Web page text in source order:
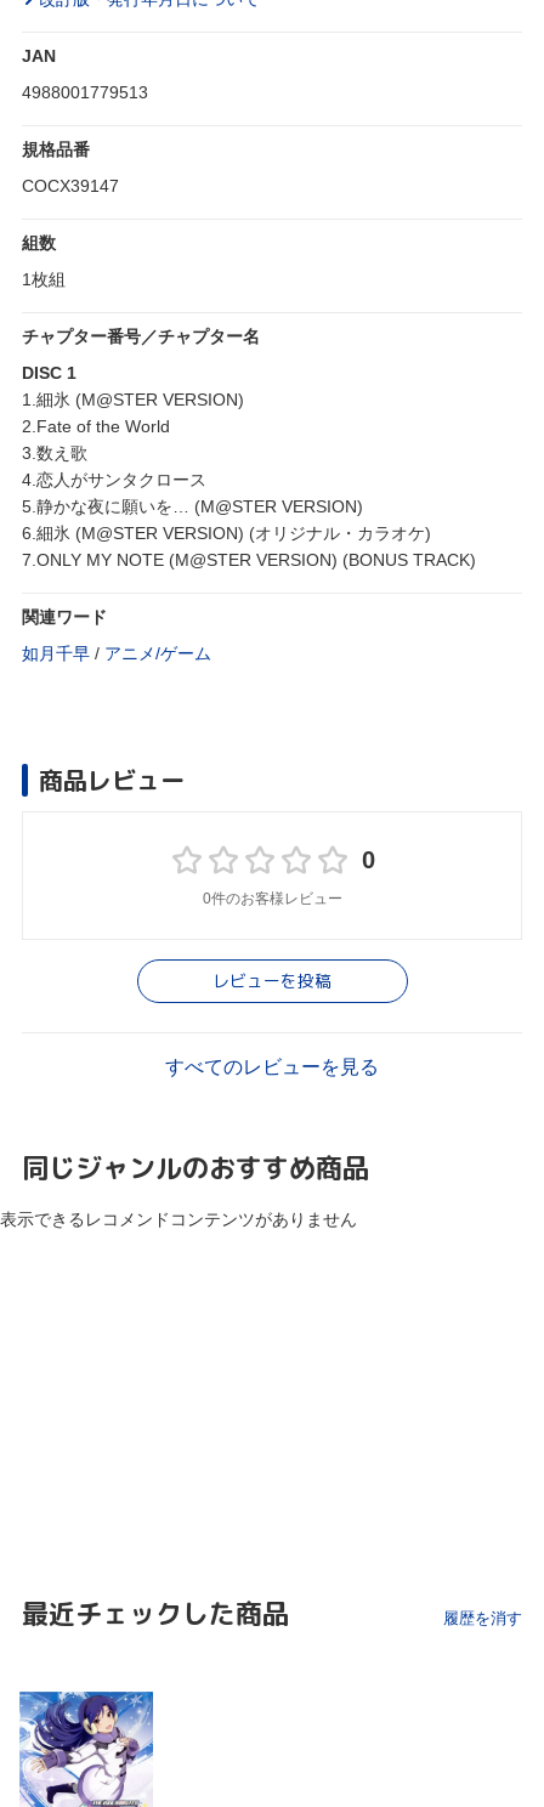
JAN
4988001779513
規格品番
COCX39147
組数
1枚組
チャプター番号／チャプター名
DISC 1
1.細氷 (M@STER VERSION)
2.Fate of the World
3.数え歌
4.恋人がサンタクロース
5.静かな夜に願いを… (M@STER VERSION)
6.細氷 (M@STER VERSION) (オリジナル・カラオケ)
7.ONLY MY NOTE (M@STER VERSION) (BONUS TRACK)
関連ワード
如月千早 / アニメ/ゲーム
商品レビュー
0
0件のお客様レビュー
レビューを投稿
すべてのレビューを見る
同じジャンルのおすすめ商品
表示できるレコメンドコンテンツがありません
最近チェックした商品 履歴を消す